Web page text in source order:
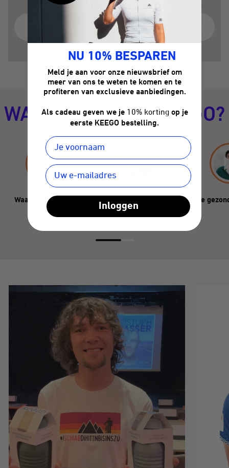
Het probleem met plastic flessen
WAT KENMERKT KEEGO?
Waar gebruik je de
fles?
Hoe duurzaam is de
KEEGO?
Hoe
NU 10% BESPAREN
Meld je aan voor onze nieuwsbrief om
meer van ons te weten te komen en te
profiteren van exclusieve aanbiedingen.
Als cadeau geven we je 10% kortingop je
eerste KEEGO bestelling.
Inloggen